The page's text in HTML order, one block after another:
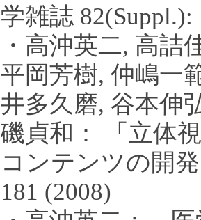
学雑誌 82(Suppl.):
・高沖英二, 高詰
平岡芳樹, 仲嶋一
井多久磨, 谷本伸
磯貞和： 「立体
コンテンツの開
181 (2008)